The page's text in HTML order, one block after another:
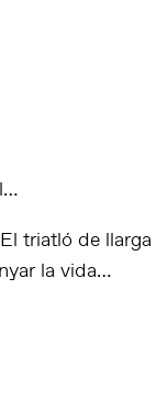
triatló de
la vida…